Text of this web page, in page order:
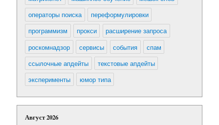
операторы поиска
переформулировки
программизм
прокси
расширение запроса
роскомнадзор
сервисы события
спам
ссылочные апдейты
текстовые апдейты
эксперименты
юмор типа
Август 2026